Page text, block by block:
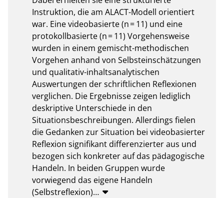
Instruktion, die am ALACT-Modell orientiert
war. Eine videobasierte (n = 11) und eine
protokollbasierte (n = 11) Vorgehensweise
wurden in einem gemischt-methodischen
Vorgehen anhand von Selbsteinschätzungen
und qualitativ-inhaltsanalytischen
Auswertungen der schriftlichen Reflexionen
verglichen. Die Ergebnisse zeigen lediglich
deskriptive Unterschiede in den
Situationsbeschreibungen. Allerdings fielen
die Gedanken zur Situation bei videobasierter
Reflexion signifikant differenzierter aus und
bezogen sich konkreter auf das pädagogische
Handeln. In beiden Gruppen wurde
vorwiegend das eigene Handeln
(Selbstreflexion)…